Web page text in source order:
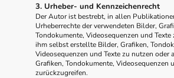
3. Urheber- und Kennzeichenrecht
Der Autor ist bestrebt, in allen
Urheberrechte der verwendeten Bilder,
Tondokumente, Videosequenzen und Texte
ihm selbst erstellte Bilder, Grafiken,
Videosequenzen und Texte zu nutzen oder
Grafiken, Tondokumente, Videosequenzen
zurückzugreifen.